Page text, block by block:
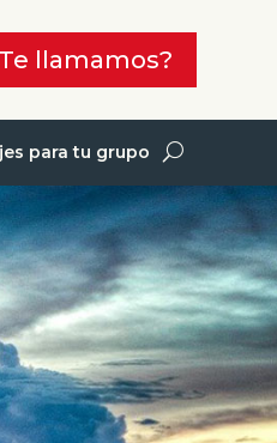
llamamos?
para tu grupo